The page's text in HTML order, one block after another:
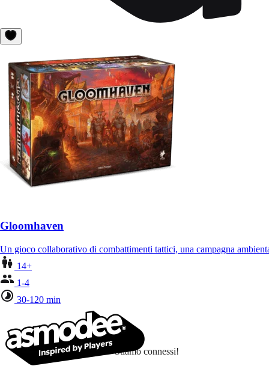
Gloomhaven
Un gioco collaborativo di combattimenti tattici, una campagna
14+
1-4
30-120 min
Stiamo connessi!